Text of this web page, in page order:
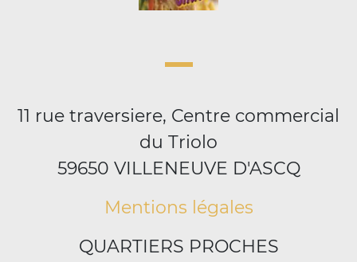
11 rue traversiere, Centre commercial
du Triolo
59650 VILLENEUVE D'ASCQ
Mentions légales
QUARTIERS PROCHES